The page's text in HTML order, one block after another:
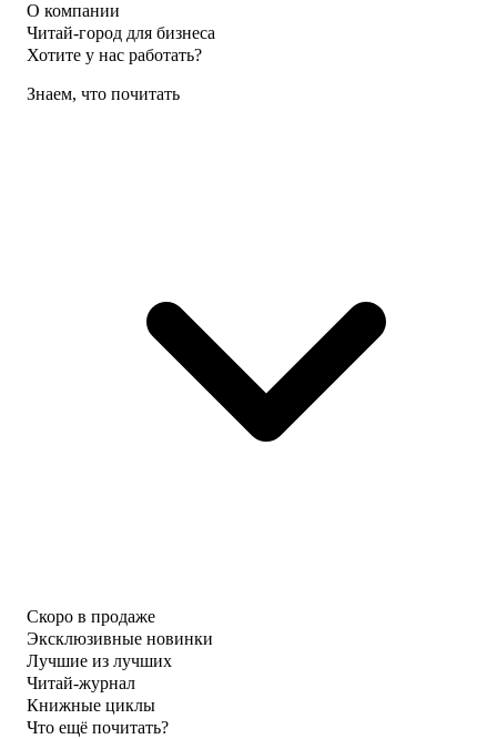
О компании
Читай-город для бизнеса
Хотите у нас работать?
Знаем, что почитать
Скоро в продаже
Эксклюзивные новинки
Лучшие из лучших
Читай-журнал
Книжные циклы
Что ещё почитать?